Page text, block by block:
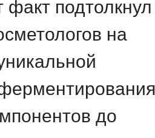
факт подтолкнул
на
до